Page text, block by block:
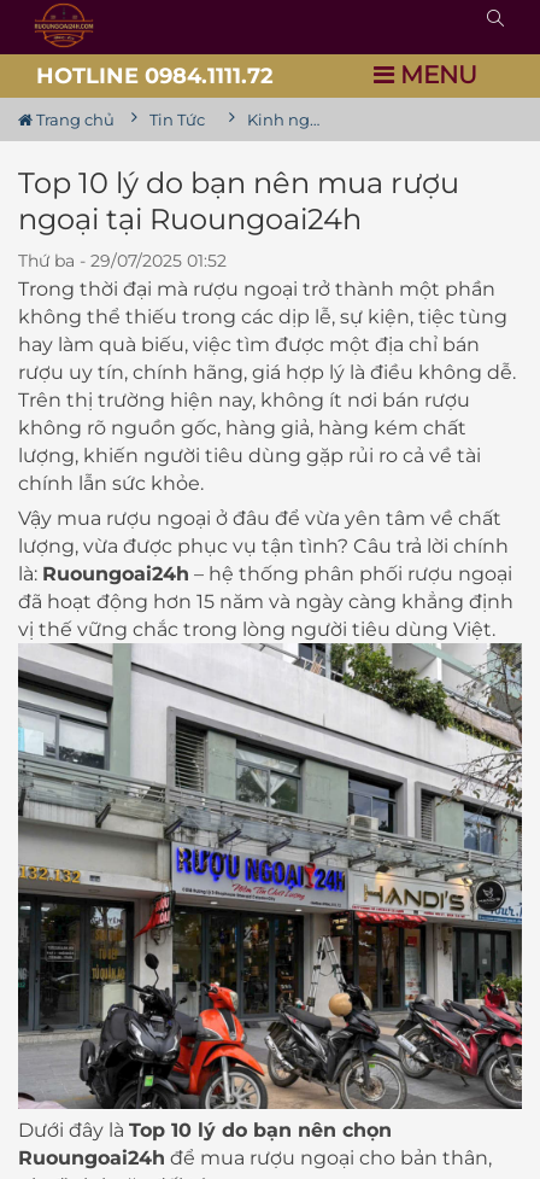
HOTLINE 0984.1111.72 MENU
Trang chủ Tin Tức Kinh nghiệm chia sẻ về rượu
Top 10 lý do bạn nên mua rượu
ngoại tại Ruoungoai24h
Thứ ba - 29/07/2025 01:52
Trong thời đại mà rượu ngoại trở thành một phần
không thể thiếu trong các dịp lễ, sự kiện, tiệc tùng
hay làm quà biếu, việc tìm được một địa chỉ bán
rượu uy tín, chính hãng, giá hợp lý là điều không dễ.
Trên thị trường hiện nay, không ít nơi bán rượu
không rõ nguồn gốc, hàng giả, hàng kém chất
lượng, khiến người tiêu dùng gặp rủi ro cả về tài
chính lẫn sức khỏe.
Vậy mua rượu ngoại ở đâu để vừa yên tâm về chất
lượng, vừa được phục vụ tận tình? Câu trả lời chính
là: Ruoungoai24h – hệ thống phân phối rượu ngoại
đã hoạt động hơn 15 năm và ngày càng khẳng định
vị thế vững chắc trong lòng người tiêu dùng Việt.
Dưới đây là Top 10 lý do bạn nên chọn
Ruoungoai24h để mua rượu ngoại cho bản thân,